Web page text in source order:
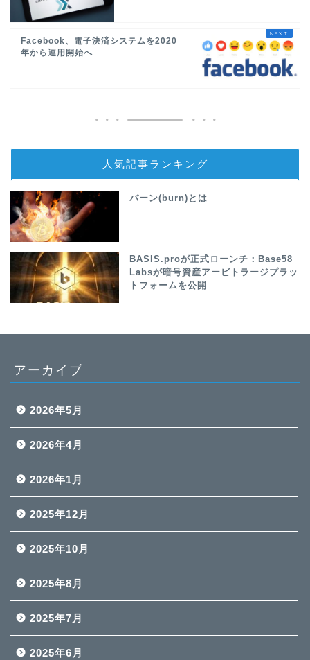
Facebook、電子決済システムを2020
年から運用開始へ
人気記事ランキング
バーン(burn)とは
BASIS.proが正式ローンチ：Base58
Labsが暗号資産アービトラージプラッ
トフォームを公開
アーカイブ
2026年5月
2026年4月
2026年1月
2025年12月
2025年10月
2025年8月
2025年7月
2025年6月